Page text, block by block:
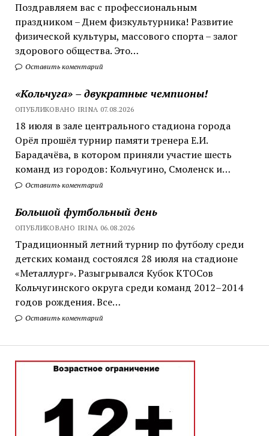
Поздравляем вас с профессиональным
праздником – Днем физкультурника! Развитие
физической культуры, массового спорта – залог
здорового общества. Это…
Оставить коментарий
«Кольчуга» – двукратные чемпионы!
ОПУБЛИКОВАНО IRINA 07.08.2026
18 июля в зале центрального стадиона города
Орёл прошёл турнир памяти тренера Е.И.
Барадачёва, в котором приняли участие шесть
команд из городов: Кольчугино, Смоленск и…
Оставить коментарий
Большой футбольный день
ОПУБЛИКОВАНО IRINA 06.08.2026
Традиционный летний турнир по футболу среди
детских команд состоялся 28 июля на стадионе
«Металлург». Разыгрывался Кубок КТОСов
Кольчугинского округа среди команд 2012–2014
годов рождения. Все…
Оставить коментарий